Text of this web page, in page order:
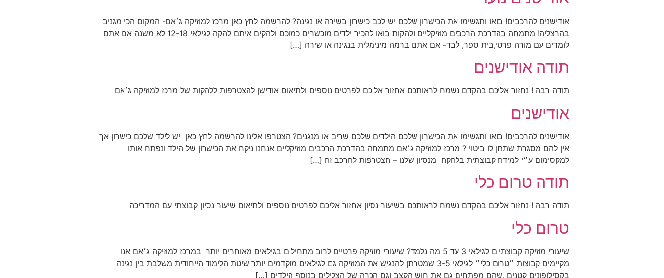
אודישנים להרכבים! בואו ותגשימו את הכישרון שלכם יש לכם כישרון בשירה או נגינה? להרשמה לחץ כאן מרכז למוזיקה ג׳אם- המקום הכי מגניב
בהרצליה! מתמחה בהדרכת הרכבים מוזיקליים ולהקות בואו להכיר ילדים מוכשרים כמוכם ולהקים איתם להקה לגילאי 12-18 לא משנה אם אתם
לומדים עם מורה פרטי,בית ספר, לבד- אם אתם ברמה מינימלית בנגינה או שירה […]
תודה אודישנים
תודה רבה ! נחזור אליכם בהקדם נשמח לראותכם אחזור אליכם לפרטים נוספים ולתיאום אודישן להצטרפות ללהקות של מרכז למוזיקה ג׳אם
אודישנים
אודישנים להרכבים! בואו ותגשימו את הכישרון שלכם הילדים שלכם שרים או מנגנים? הצטרפו אלינו להרשמה לחץ כאן יש לילד שלכם כישרון אך
אין להם מסגרת שתתן לו ביטוי ? מרכז למוזיקה ג׳אם מתמחה בהדרכת הרכבים מוזיקליים אנחנו ניקח את הכישרון של הילד ונפתח אותו
למקסימום ע״י למידה קבוצתית בלהקה מנסיון שלנו – הצטרפות להרכב זה […]
תודה טרום כלי
תודה רבה ! נחזור אליכם בהקדם נשמח לראותכם בשיעור נסיון אחזור אליכם לפרטים נוספים ולתיאום שיעור נסיון קבוצתי עם המדריכה
טרום כלי
שיעורי מוזיקה קבוצתיים לגילאי 3 עד 5 מה נלמד? שיעורי מוזיקה פרטיים לרוב מתחילים בגילאים מאוחרים יותר במרכז למוזיקה ג׳אם אנו
מקיימים קבוצות ״טרום כלי״ לגילאי 3-5 שמטרתן להנגיש את המוזיקה גם לגילאים מוקדמים יותר שיטת הלימוד הייחודית משלבת בין נגינה
בקסילופונים קטנים ,שהם מפתחים גם את חוש הקצב וגם הכרה של הצלילים בנוסף הילדים […]